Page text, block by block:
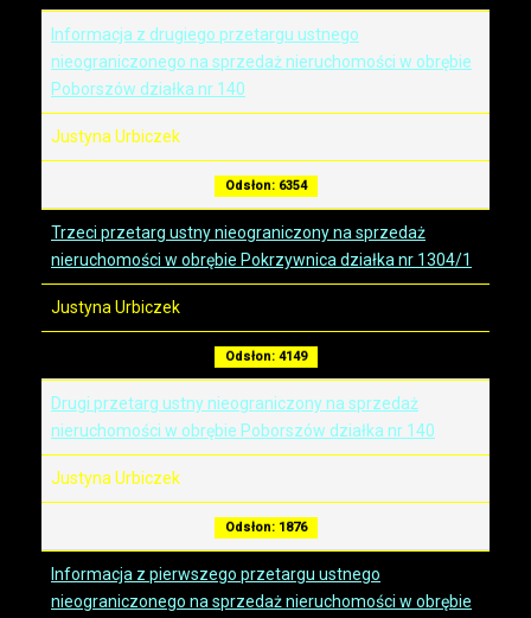
Informacja z drugiego przetargu ustnego
nieograniczonego na sprzedaż nieruchomości w obrębie
Poborszów działka nr 140
Justyna Urbiczek
Odsłon: 6354
Trzeci przetarg ustny nieograniczony na sprzedaż
nieruchomości w obrębie Pokrzywnica działka nr 1304/1
Justyna Urbiczek
Odsłon: 4149
Drugi przetarg ustny nieograniczony na sprzedaż
nieruchomości w obrębie Poborszów działka nr 140
Justyna Urbiczek
Odsłon: 1876
Informacja z pierwszego przetargu ustnego
nieograniczonego na sprzedaż nieruchomości w obrębie